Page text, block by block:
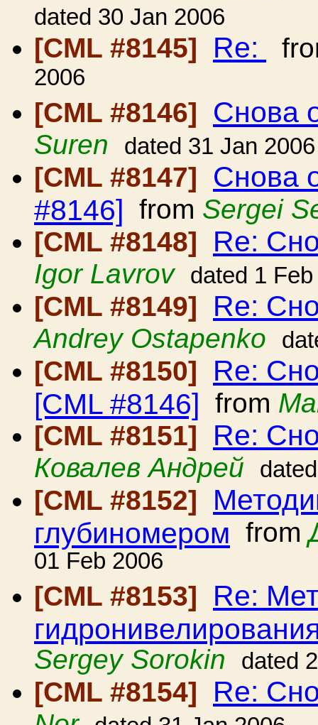
dated 30 Jan 2006
[CML #8145] Re:
2006
[CML #8146]
Снова
Suren dated 31 Jan 2006
[CML #8147] Снова
#8146] from Sergei
[CML #8148]
Re:
Igor Lavrov dated 1
[CML #8149] Re:
Andrey Ostapenko
[CML #8150] Re:
[CML #8146] from
[CML #8151]
Re:
Ковалев Андрей
[CML #8152]
глубиномером from
01 Feb 2006
[CML #8153]
Re:
Sergey Sorokin
dated
[CML #8154] Re: